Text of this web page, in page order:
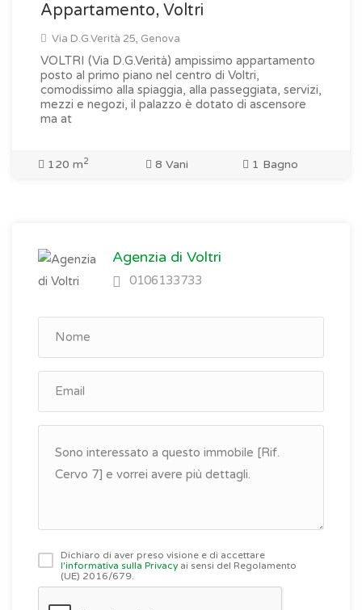
Appartamento, Voltri
Via D.G.Verità 25, Genova
VOLTRI (Via D.G.Verità) ampissimo appartamento
posto al primo piano nel centro di Voltri,
comodissimo alla spiaggia, alla passeggiata, servizi,
mezzi e negozi, il palazzo è dotato di ascensore
ma at
120 m2 8 Vani 1 Bagno
Agenzia di Voltri
0106133733
Dichiaro di aver preso visione e di accettare
l'informativa sulla Privacy ai sensi del Regolamento
(UE) 2016/679.